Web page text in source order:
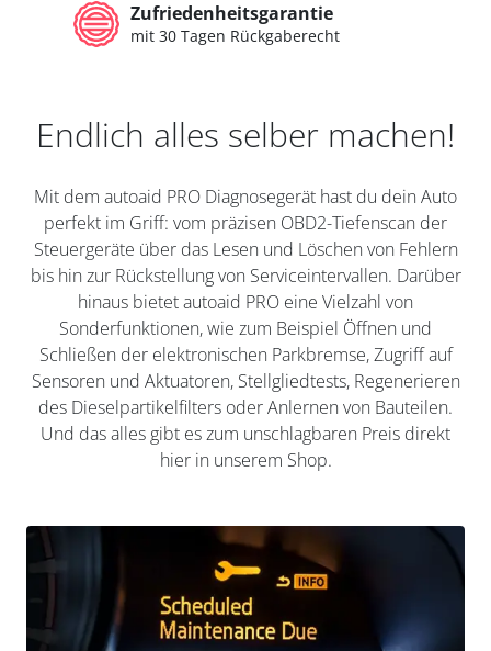
Zufriedenheitsgarantie
mit 30 Tagen Rückgaberecht
Endlich alles selber machen!
Mit dem autoaid PRO Diagnosegerät hast du dein Auto
perfekt im Griff: vom präzisen OBD2-Tiefenscan der
Steuergeräte über das Lesen und Löschen von Fehlern
bis hin zur Rückstellung von Serviceintervallen. Darüber
hinaus bietet autoaid PRO eine Vielzahl von
Sonderfunktionen, wie zum Beispiel Öffnen und
Schließen der elektronischen Parkbremse, Zugriff auf
Sensoren und Aktuatoren, Stellgliedtests, Regenerieren
des Dieselpartikelfilters oder Anlernen von Bauteilen.
Und das alles gibt es zum unschlagbaren Preis direkt
hier in unserem Shop.